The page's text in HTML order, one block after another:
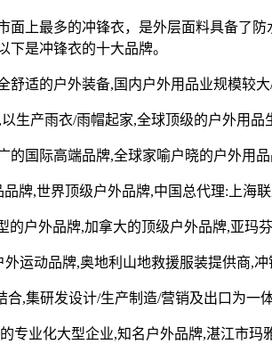
上最多的冲锋衣，是外层面料具备了
是冲锋衣的十大品牌。
舒适的户外装备,国内户外用品业规模较
生产雨衣/雨帽起家,全球顶级的户外用品
的国际高端品牌,全球家喻户晓的户外用
牌,世界顶级户外品牌,中国总代理:上海联
户外品牌,加拿大的顶级户外品牌,亚玛
运动品牌,奥地利山地救援服装提供商,
,集研发设计/生产制造/营销及出口为一
业化大型企业,知名户外品牌,湛江市玛